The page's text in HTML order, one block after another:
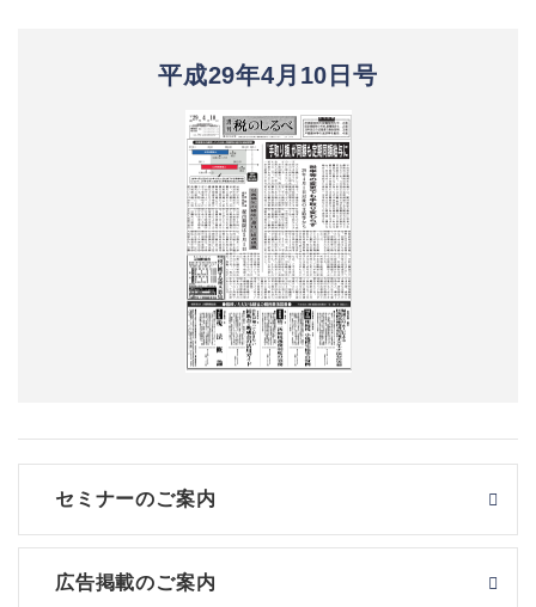
平成29年4月10日号
セミナーのご案内
広告掲載のご案内